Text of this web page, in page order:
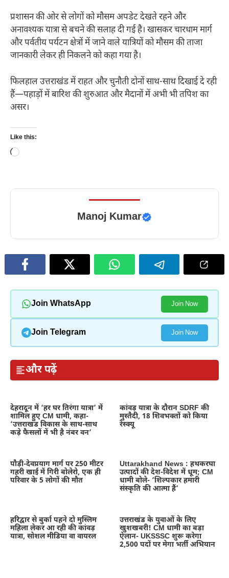
प्रशासन की ओर से लोगों को मौसम अपडेट देखते रहने और
अनावश्यक यात्रा से बचने की सलाह दी गई है। खासकर चारधाम मार्ग
और पर्वतीय पर्यटन क्षेत्रों में जाने वाले यात्रियों को मौसम की ताजा
जानकारी लेकर ही निकलने को कहा गया है।
फिलहाल उत्तराखंड में राहत और चुनौती दोनों साथ-साथ दिखाई दे रही
हैं—पहाड़ों में बारिश की शुरुआत और मैदानों में अभी भी तपिश का
असर।
Like this:
Loading…
Manoj Kumar
Join WhatsApp Join Now
Join Telegram Join Now
और पढ़ें
देहरादून में ‘हर घर तिरंगा यात्रा’ में
शामिल हुए CM धामी, कहा-
‘उत्तराखंड विकास के साथ-साथ
कड़े फैसलों में भी है नंबर वन’
कांवड़ यात्रा के दौरान SDRF की
मुस्तैदी, 18 शिवभक्तों को किया
रेस्क्यू
पौड़ी-देवप्रयाग मार्ग पर 250 मीटर
गहरी खाई में गिरी बोलेरो, एक ही
परिवार के 5 लोगों की मौत
Uttarakhand News : हथकरघा
उत्पादों की देश-विदेश में धूम; CM
धामी बोले- ‘शिल्पकार हमारी
संस्कृति की आत्मा हैं’
हरिद्वार से बुर्का पहने दो मुस्लिम
महिला लेकर आ रही की कांवड़
यात्रा, सोशल मीडिया वा वायरल
उत्तराखंड के युवाओं के लिए
खुशखबरी! CM धामी का बड़ा
ऐलान- UKSSSC शुरू करेगा
2,500 पदों पर मेगा भर्ती अभियान